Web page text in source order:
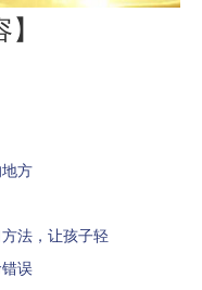
方
法，让孩子轻
误